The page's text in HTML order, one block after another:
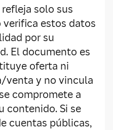
solo sus
verifica estos datos
por su
El documento es
oferta ni
venta y no vincula
compromete a
contenido. Si se
cuentas públicas,